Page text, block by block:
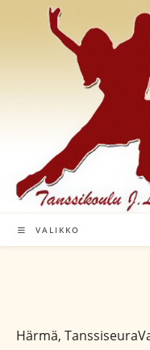
VALIKKO
Härmä,